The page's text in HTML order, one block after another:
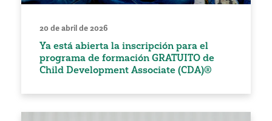
20 de abril de 2026
Ya está abierta la inscripción para el
programa de formación GRATUITO de
Child Development Associate (CDA)®